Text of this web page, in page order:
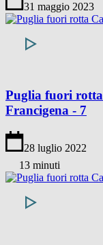
31 maggio 2023
Puglia fuori
Francigena - 7
28 luglio 2022
13 minuti